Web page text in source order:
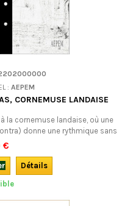
: AEPEM
CORNEMUSE LANDAISE
la cornemuse landaise, où une
donne une rythmique sans
qu’à danser !
€
Détails